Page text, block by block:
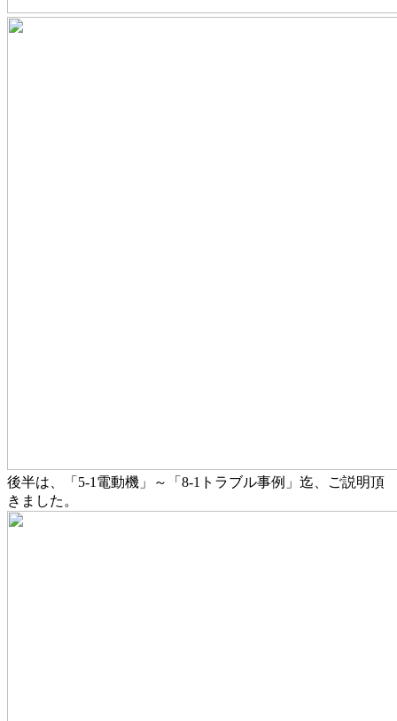
後半は、「5-1電動機」～「8-1トラブル事例」迄、ご説明頂
きました。